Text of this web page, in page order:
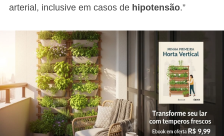
arterial, inclusive em casos de hipotensão.”